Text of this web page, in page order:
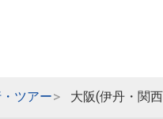
ツアー 大阪(伊丹・関